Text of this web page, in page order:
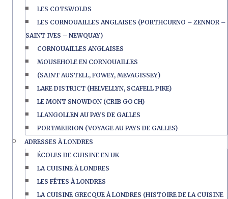
LES COTSWOLDS
LES CORNOUAILLES ANGLAISES (PORTHCURNO – ZENNOR –
SAINT IVES – NEWQUAY)
CORNOUAILLES ANGLAISES
MOUSEHOLE EN CORNOUAILLES
(SAINT AUSTELL, FOWEY, MEVAGISSEY)
LAKE DISTRICT (HELVELLYN, SCAFELL PIKE)
LE MONT SNOWDON (CRIB GOCH)
LLANGOLLEN AU PAYS DE GALLES
PORTMEIRION (VOYAGE AU PAYS DE GALLES)
ADRESSES À LONDRES
ÉCOLES DE CUISINE EN UK
LA CUISINE À LONDRES
LES FÊTES À LONDRES
LA CUISINE GRECQUE À LONDRES (HISTOIRE DE LA CUISINE